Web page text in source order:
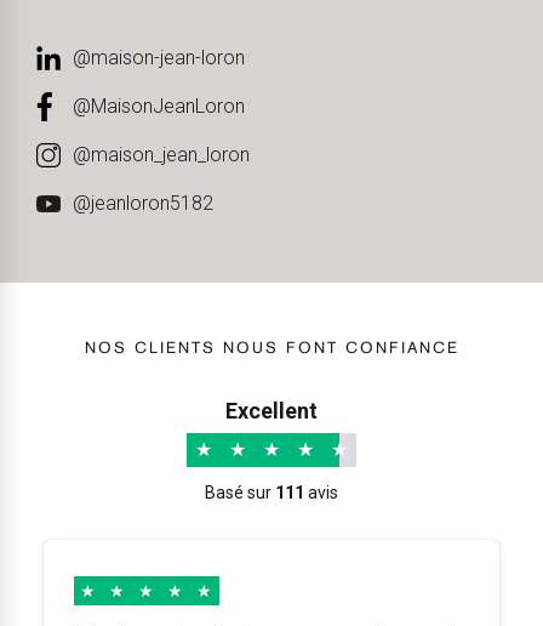
@maison-jean-loron
@MaisonJeanLoron
@maison_jean_loron
@jeanloron5182
NOS CLIENTS NOUS FONT CONFIANCE
Excellent
★ ★ ★ ★ ★
Basé sur 111 avis
★ ★ ★ ★ ★